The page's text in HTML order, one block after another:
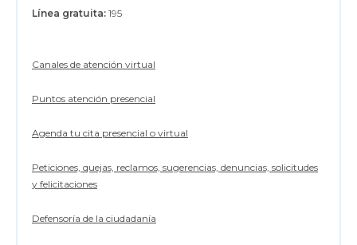
Línea gratuita: 195
Canales de atención virtual
Puntos atención presencial
Agenda tu cita presencial o virtual
Peticiones, quejas, reclamos, sugerencias, denuncias, solicitudes
y felicitaciones
Defensoría de la ciudadanía